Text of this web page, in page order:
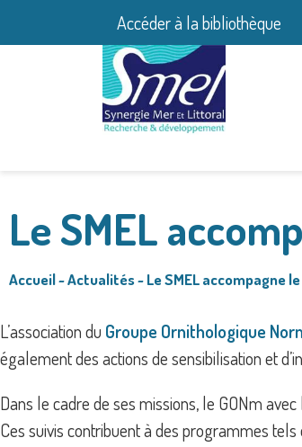
Accéder à la bibliothèque
Le SMEL
Accueil~Actualités~Le SMEL accompagne le
L’association du Groupe Ornithologique
également des actions de sensibilisation et
Dans le cadre de ses missions, le GONm
Ces suivis contribuent à des programmes tels